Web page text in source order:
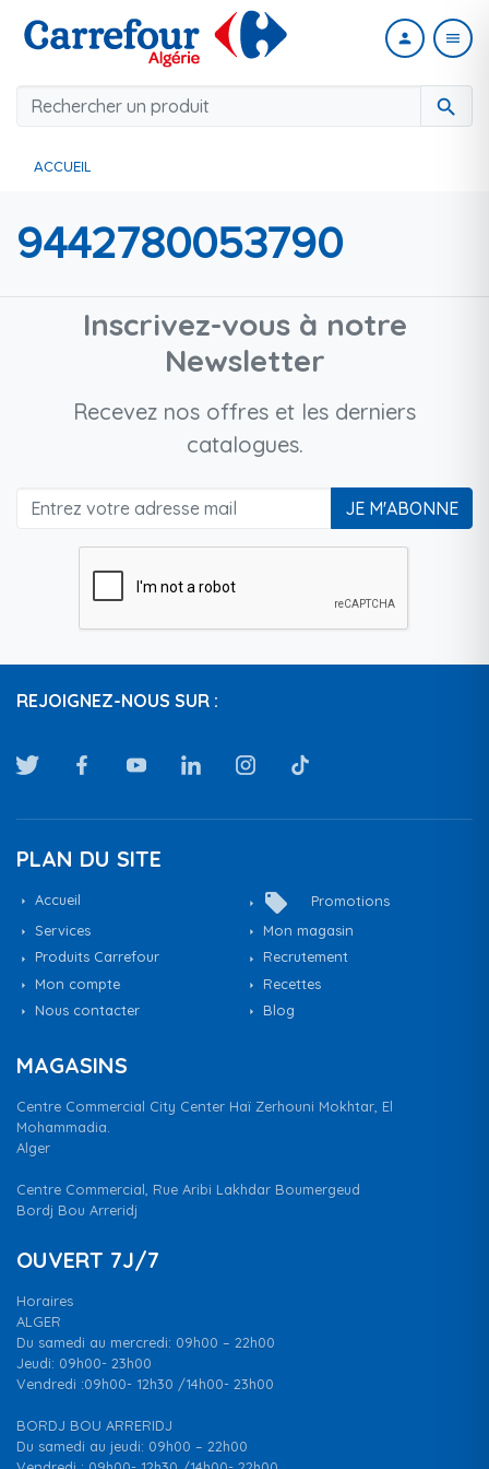
search
person menu
ACCUEIL
9442780053790
Inscrivez-vous à notre
Newsletter
Recevez nos offres et les derniers
catalogues.
JE M'ABONNE
REJOIGNEZ-NOUS SUR :
PLAN DU SITE
Accueil local_offer
Promotions
Services
Mon magasin
Produits Carrefour
Recrutement
Mon compte
Recettes
Nous contacter
Blog
MAGASINS
Centre Commercial City Center Haï Zerhouni Mokhtar, El
Mohammadia.
Alger
Centre Commercial, Rue Aribi Lakhdar Boumergeud
Bordj Bou Arreridj
OUVERT 7J/7
Horaires
ALGER
Du samedi au mercredi: 09h00 – 22h00
Jeudi: 09h00- 23h00
Vendredi :09h00- 12h30 /14h00- 23h00
BORDJ BOU ARRERIDJ
Du samedi au jeudi: 09h00 – 22h00